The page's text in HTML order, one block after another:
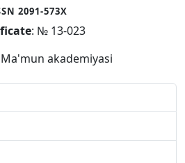
2091-573X
: № 13-023
akademiyasi